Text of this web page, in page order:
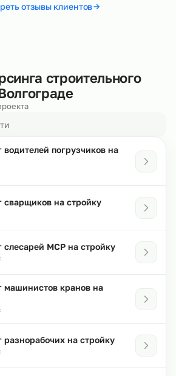
отзывы клиентов
строительного
водителей погрузчиков на
сварщиков на стройку
слесарей МСР на стройку
машинистов кранов на
разнорабочих на стройку